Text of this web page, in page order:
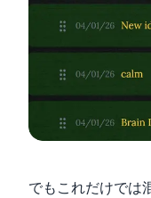
でもこれだけでは